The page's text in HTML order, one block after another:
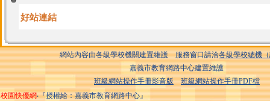
好站連結
網站內容由各級學校機關建置維護 服務窗口請洽各級學校總機
嘉義市教育網路中心建置維護
班級網站操作手冊影音版
班級網站操作手冊PDF檔
校園快優網‧『授權給：嘉義市教育網路中心』